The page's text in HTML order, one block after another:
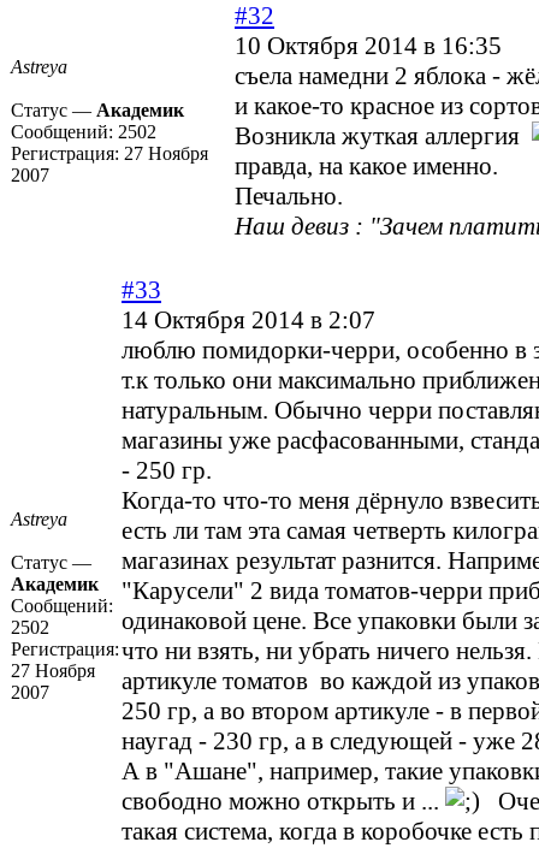
Astreya
Статус — Академик
Сообщений: 2502
Регистрация: 27 Ноября
2007
#32
10 Октября 2014 в 16:35
съела намедни 2 яблока -
и какое-то красное из
Возникла жуткая аллергия
правда, на какое именно.
Печально.
Наш девиз : "Зачем
Astreya
Статус —
Академик
Сообщений:
2502
Регистрация:
27 Ноября
2007
#33
14 Октября 2014 в 2:07
люблю помидорки-черри, особенно в
т.к только они максимально
натуральным. Обычно черри
магазины уже расфасованными,
- 250 гр.
Когда-то что-то меня дёрнуло
есть ли там эта самая четверть
магазинах результат разнится.
"Карусели" 2 вида томатов-черри
одинаковой цене. Все упаковки были
что ни взять, ни убрать ничего
артикуле томатов во каждой из
250 гр, а во втором артикуле - в
наугад - 230 гр, а в следующей - уже
А в "Ашане", например, такие
свободно можно открыть и ...
такая система, когда в коробочке есть